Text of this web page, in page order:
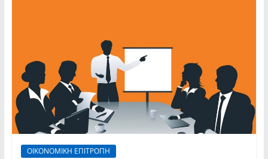
ΟΙΚΟΝΟΜΙΚΗ ΕΠΙΤΡΟΠΗ